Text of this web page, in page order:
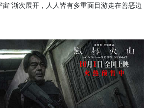
”渐次展开，人人皆有多重面目游走在善恶边